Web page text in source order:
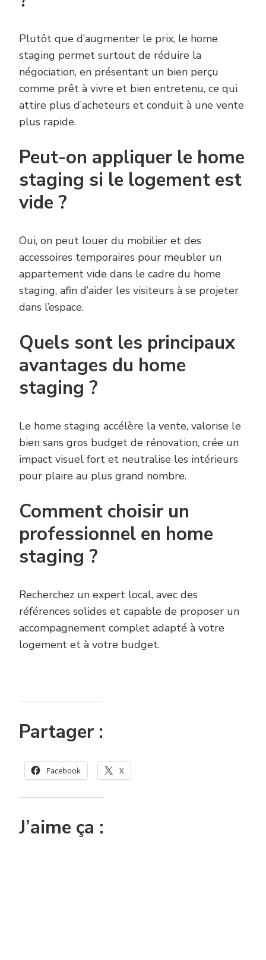
Plutôt que d’augmenter le prix, le home
staging permet surtout de réduire la
négociation, en présentant un bien perçu
comme prêt à vivre et bien entretenu, ce qui
attire plus d’acheteurs et conduit à une vente
plus rapide.
Peut-on appliquer le home
staging si le logement est
vide ?
Oui, on peut louer du mobilier et des
accessoires temporaires pour meubler un
appartement vide dans le cadre du home
staging, afin d’aider les visiteurs à se projeter
dans l’espace.
Quels sont les principaux
avantages du home
staging ?
Le home staging accélère la vente, valorise le
bien sans gros budget de rénovation, crée un
impact visuel fort et neutralise les intérieurs
pour plaire au plus grand nombre.
Comment choisir un
professionnel en home
staging ?
Recherchez un expert local, avec des
références solides et capable de proposer un
accompagnement complet adapté à votre
logement et à votre budget.
Partager :
Facebook X
J’aime ça :